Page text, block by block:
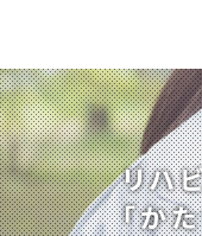
リハ
「か